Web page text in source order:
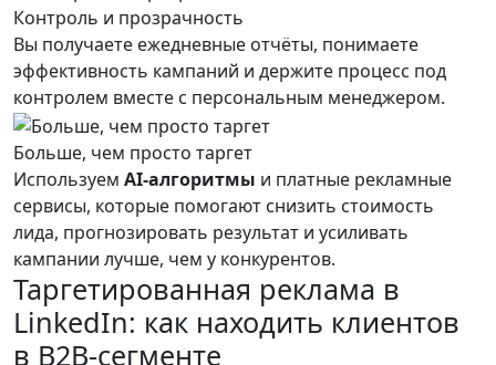
Контроль и прозрачность
Вы получаете ежедневные отчёты, понимаете
эффективность кампаний и держите процесс под
контролем вместе с персональным менеджером.
Больше, чем просто таргет
Используем AI-алгоритмы и платные рекламные
сервисы, которые помогают снизить стоимость
лида, прогнозировать результат и усиливать
кампании лучше, чем у конкурентов.
Таргетированная реклама в
LinkedIn: как находить клиентов
в B2B-сегменте